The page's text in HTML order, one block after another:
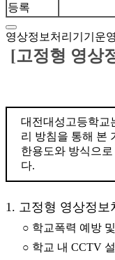
등록
영상정보처리기기운
[고정형 영상
대전대성고등학교
리 방침을 통해 본
한용도와 방식으
다.
1. 고정형 영상정보
○ 학교폭력 예방
○ 학교 내 CCTV